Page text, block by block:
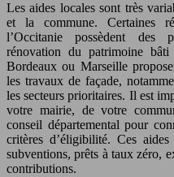
Les aides locales sont très
et la commune. Certaines
l’Occitanie possèdent des
rénovation du patrimoine
Bordeaux ou Marseille
les travaux de façade,
les secteurs prioritaires. Il est
votre mairie, de votre
conseil départemental pour
critères d’éligibilité. Ces
subventions, prêts à taux zéro,
contributions.